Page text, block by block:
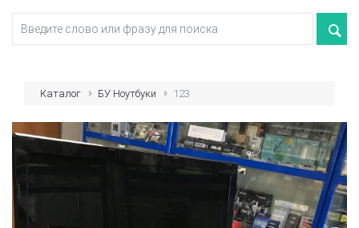
Каталог БУ Ноутбуки 123